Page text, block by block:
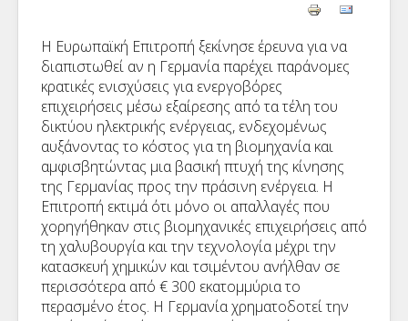
Η Ευρωπαϊκή Επιτροπή ξεκίνησε έρευνα για να
διαπιστωθεί αν η Γερμανία παρέχει παράνομες
κρατικές ενισχύσεις για ενεργοβόρες
επιχειρήσεις μέσω εξαίρεσης από τα τέλη του
δικτύου ηλεκτρικής ενέργειας, ενδεχομένως
αυξάνοντας το κόστος για τη βιομηχανία και
αμφισβητώντας μια βασική πτυχή της κίνησης
της Γερμανίας προς την πράσινη ενέργεια. Η
Επιτροπή εκτιμά ότι μόνο οι απαλλαγές που
χορηγήθηκαν στις βιομηχανικές επιχειρήσεις από
τη χαλυβουργία και την τεχνολογία μέχρι την
κατασκευή χημικών και τσιμέντου ανήλθαν σε
περισσότερα από € 300 εκατομμύρια το
περασμένο έτος. Η Γερμανία χρηματοδοτεί την